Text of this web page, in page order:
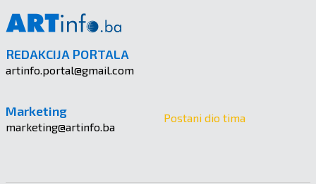
REDAKCIJA PORTALA
artinfo.portal@gmail.com
Marketing
marketing@artinfo.ba
Postani dio tima